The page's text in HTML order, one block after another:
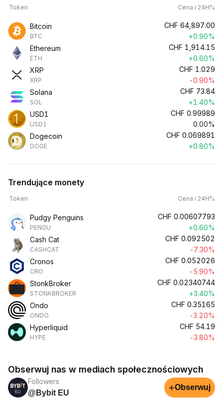
Token Cena i 24H%
Bitcoin
BTC
CHF 64,897.00
+0.90%
Ethereum
ETH
CHF 1,914.15
+0.60%
XRP
XRP
CHF 1.029
-0.90%
Solana
SOL
CHF 73.84
+1.40%
USD1
USD1
CHF 0.99989
0.00%
Dogecoin
DOGE
CHF 0.069891
+0.80%
Trendujące monety
Token Cena i 24H%
Pudgy Penguins
PENGU
CHF 0.00607793
+0.60%
Cash Cat
CASHCAT
CHF 0.092502
-7.30%
Cronos
CRO
CHF 0.052026
-5.90%
StonkBroker
STONKBROKER
CHF 0.02340744
+3.40%
Ondo
ONDO
CHF 0.35165
-3.20%
Hyperliquid
HYPE
CHF 54.19
-3.80%
Obserwuj nas w mediach społecznościowych
Followers
@Bybit EU
+Obserwuj